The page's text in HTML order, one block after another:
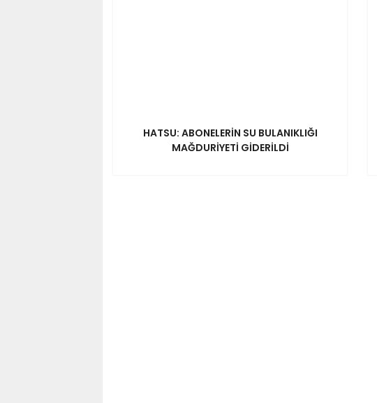
HATSU: ABONELERİN SU BULANIKLIĞI
MAĞDURİYETİ GİDERİLDİ